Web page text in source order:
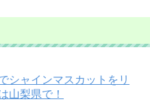
シャインマスカットをリ
山梨県で！